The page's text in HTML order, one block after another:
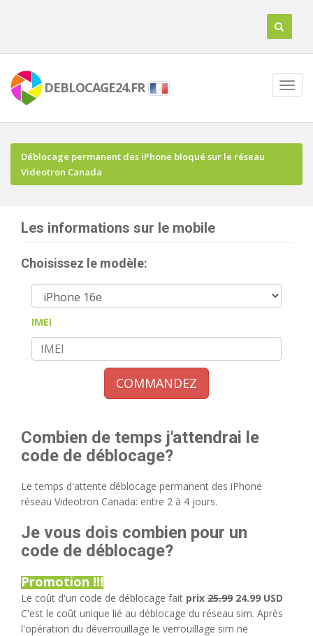
DEBLOCAGE24.FR
Déblocage permanent des iPhone bloqué sur le réseau
Videotron Canada
Les informations sur le mobile
Choisissez le modèle:
IMEI
COMMANDEZ
Combien de temps j'attendrai le
code de déblocage?
Le temps d'attente déblocage permanent des iPhone
réseau Videotron Canada: entre 2 à 4 jours.
Je vous dois combien pour un
code de déblocage?
Promotion !!!
Le coût d'un code de déblocage fait prix 25.99 24.99 USD
C'est le coût unique lié au déblocage du réseau sim. Après
l'opération du déverrouillage le verrouillage sim ne